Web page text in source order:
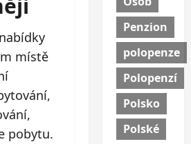
místě
pobytu.
Penzion
polopenze
Polopenzí
Polsko
Polské